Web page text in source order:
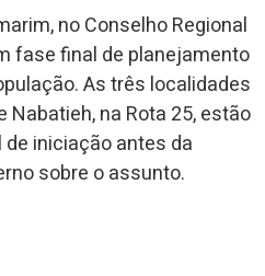
no Conselho Regional
fase final de planejamento
As três localidades
Nabatieh, na Rota 25, estão
iniciação antes da
sobre o assunto.